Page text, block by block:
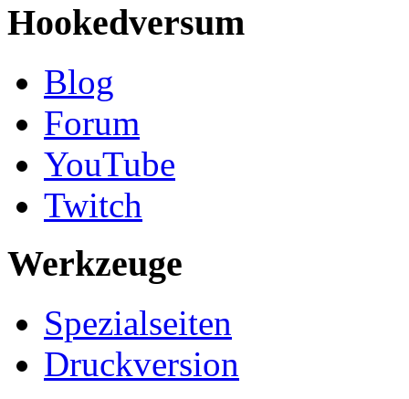
Hookedversum
Blog
Forum
YouTube
Twitch
Werkzeuge
Spezialseiten
Druckversion